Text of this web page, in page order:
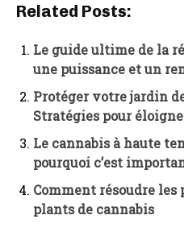
Related Posts:
Le guide ultime de la
une puissance et un
Protéger votre jardin
Stratégies pour
Le cannabis à haute
pourquoi c’est
Comment résoudre les
plants de cannabis